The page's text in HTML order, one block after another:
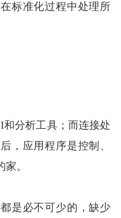
标准化过程中处理所
分析工具；而连接处
，应用程序是控制、
。
是必不可少的，缺少